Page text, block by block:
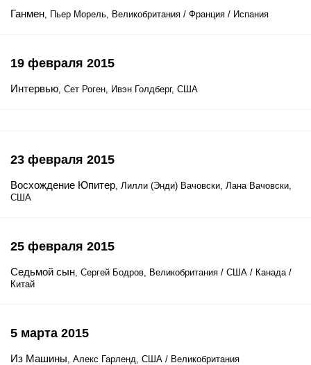
Ганмен, Пьер Морель, Великобритания / Франция / Испания
19 февраля 2015
Интервью, Сет Роген, Ивэн Голдберг, США
23 февраля 2015
Восхождение Юпитер, Лилли (Энди) Вачовски, Лана Вачовски,
США
25 февраля 2015
Седьмой сын, Сергей Бодров, Великобритания / США / Канада /
Китай
5 марта 2015
Из Машины, Алекс Гарленд, США / Великобритания